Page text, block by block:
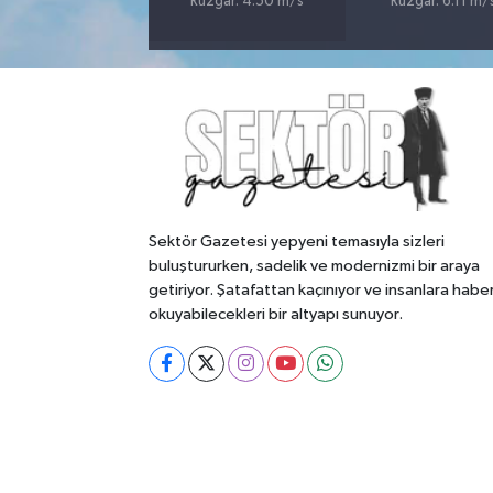
Sektör Gazetesi yepyeni temasıyla sizleri
buluştururken, sadelik ve modernizmi bir araya
getiriyor. Şatafattan kaçınıyor ve insanlara
okuyabilecekleri bir altyapı sunuyor.